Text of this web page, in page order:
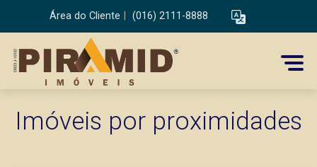
Área do Cliente (016) 2111-8888
Imóveis por proximidades